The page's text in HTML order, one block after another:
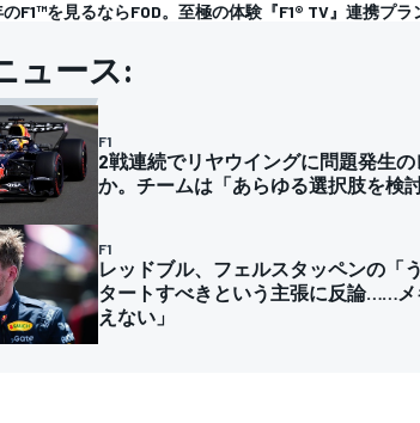
のF1™︎を見るならFOD。至極の体験『F1® TV』連携プラ
ュース:
F1
2戦連続でリヤウイングに問題発生
か。チームは「あらゆる選択肢を検
F1
レッドブル、フェルスタッペンの「
タートすべきという主張に反論……
えない」